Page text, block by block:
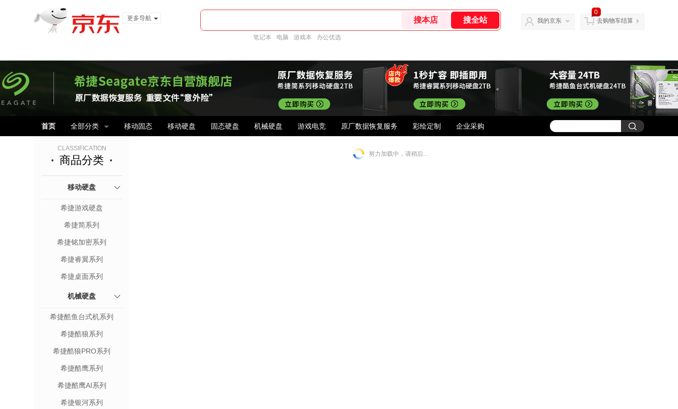
更多导航
笔记本 电脑 游戏本 办公优选
我的京东
0
去购物车结算
首页 全部分类 移动固态 移动硬盘 固态硬盘 机械硬盘 游戏电竞 原厂数据恢复服务 彩绘定制 企业采购
CLASSIFICATION
商品分类
移动硬盘
希捷游戏硬盘
希捷简系列
希捷铭加密系列
希捷睿翼系列
希捷桌面系列
机械硬盘
希捷酷鱼台式机系列
希捷酷狼系列
希捷酷狼PRO系列
希捷酷鹰系列
希捷酷鹰AI系列
希捷银河系列
努力加载中，请稍后...